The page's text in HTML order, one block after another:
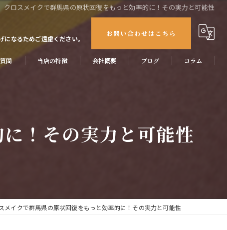
クロスメイクで群馬県の原状回復をもっと効率的に！その実力と可能性
なるためご遠慮ください。
お問い合わせはこちら
問 当店の特徴
原状回復
会社概要 ブログ コラム
！その実力と可能性
メイクで群馬県の原状回復をもっと効率的に！その実力と可能性